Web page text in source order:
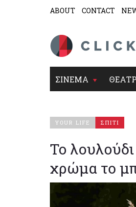
ABOUT CONTACT
ΣΙΝΕΜΑ
YOUR LIFE ΣΠΙΤΙ
Το
χρώμα το